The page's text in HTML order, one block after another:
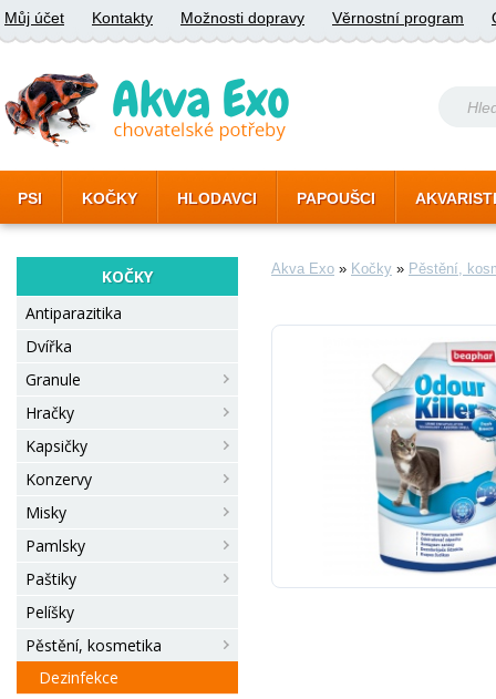
Můj účet Kontakty Možnosti dopravy Věrnostní program
PSI KOČKY HLODAVCI PAPOUŠCI
KOČKY
Antiparazitika
Dvířka
Granule
Hračky
Kapsičky
Konzervy
Misky
Pamlsky
Paštiky
Pelíšky
Pěstění, kosmetika
Dezinfekce
Akva Exo » Kočky » Pěstění,